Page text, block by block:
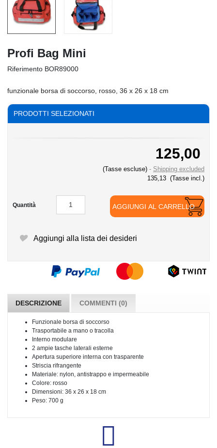
Profi Bag Mini
Riferimento BOR89000
funzionale borsa di soccorso, rosso, 36 x 26 x 18 cm
PRODOTTI SELEZIONATI
125,00
(Tasse escluse)
Shipping excluded
135,13 (Tasse incl.)
Quantità AGGIUNGI AL CARRELLO
Aggiungi alla lista dei desideri
DESCRIZIONE COMMENTI (0)
Funzionale borsa di soccorso
Trasportabile a mano o tracolla
Interno modulare
2 ampie tasche laterali esterne
Apertura superiore interna con trasparente
Striscia rifrangente
Materiale: nylon, antistrappo e impermeabile
Colore: rosso
Dimensioni: 36 x 26 x 18 cm
Peso: 700 g